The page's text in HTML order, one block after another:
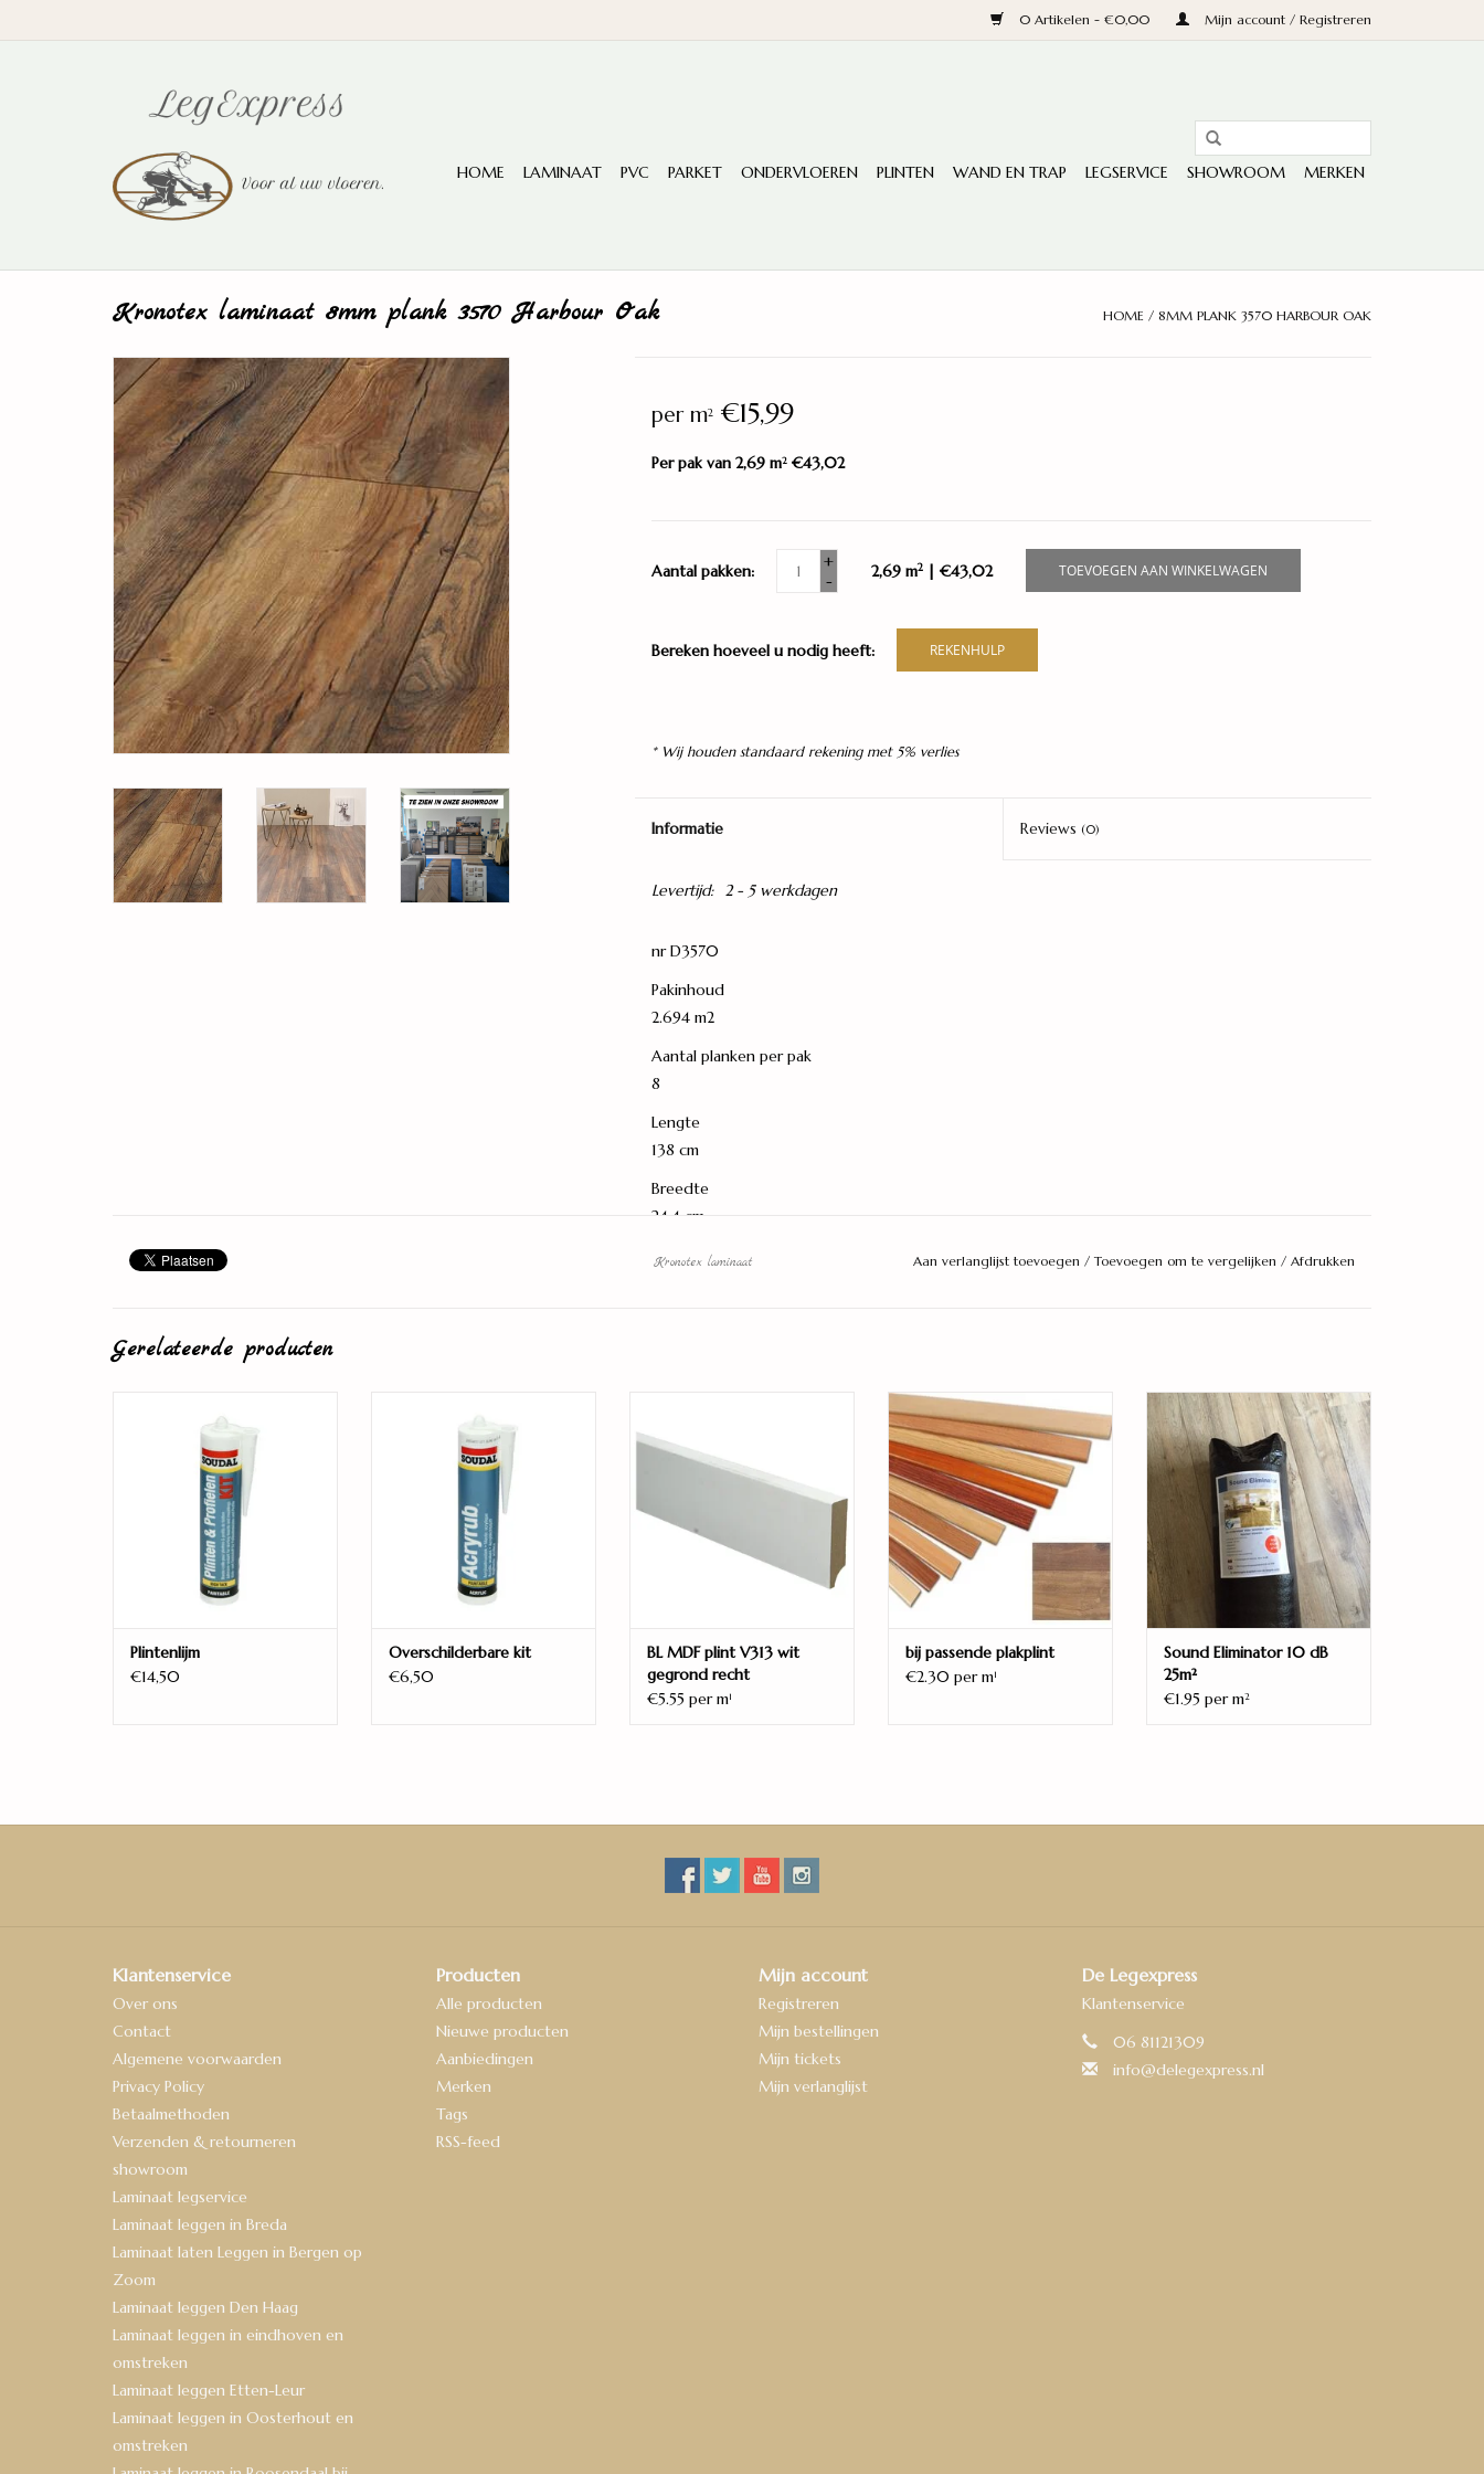
0 Artikelen - €0,00 Mijn account / Registreren
HOME LAMINAAT PVC PARKET ONDERVLOEREN PLINTEN WAND EN TRAP LEGSERVICE SHOWROOM MERKEN
Kronotex laminaat 8mm plank 3570 Harbour Oak HOME / 8MM PLANK 3570 HARBOUR OAK
per m2€15,99
Per pak van 2,69 m2€43,02
Aantal pakken:
+
-
2,69 m2| €43,02 TOEVOEGEN AAN WINKELWAGEN
Bereken hoeveel u nodig heeft: REKENHULP
* Wij houden standaard rekening met 5% verlies
Informatie Reviews(0)
Levertijd: 2 - 5 werkdagen
nr D3570
Pakinhoud
2.694 m2
Aantal planken per pak
8
Lengte
138 cm
Breedte
24.4 cm
Dikte
Warmteweerstand (R)
Gebruikersklasse
Matlook
ja
Klik
Kronotex laminaat Aan verlanglijst toevoegen /Toevoegen om te vergelijken / Afdrukken
Gerelateerde producten
TOEVOEGEN AAN WINKELWAGEN
Plintenlijm
€14,50
TOEVOEGEN AAN WINKELWAGEN
Overschilderbare kit
€6,50
TOEVOEGEN AAN WINKELWAGEN
BL MDF plint V313 wit
gegrond recht
€5.55 per m1
bij passende plakplint
TOEVOEGEN AAN WINKELWAGEN
bij passende plakplint
€2.30 per m1
polyurethaan ondervloer 2,0
mm
TOEVOEGEN AAN WINKELWAGEN
Sound Eliminator 10 dB
25m²
€1.95 per m2
Klantenservice
Over ons
Contact
Algemene voorwaarden
Privacy Policy
Betaalmethoden
Verzenden & retourneren
showroom
Laminaat legservice
Laminaat leggen in Breda
Laminaat laten Leggen in Bergen op
Zoom
Laminaat leggen Den Haag
Laminaat leggen in eindhoven en
omstreken
Laminaat leggen Etten-Leur
Laminaat leggen in Oosterhout en
omstreken
Producten
Alle producten
Nieuwe producten
Aanbiedingen
Merken
Tags
RSS-feed
Mijn account
Registreren
Mijn bestellingen
Mijn tickets
Mijn verlanglijst
De Legexpress
Klantenservice
06 81121309
info@delegexpress.nl